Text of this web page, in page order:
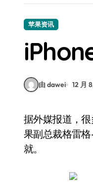
极
华
苹果资讯
由 dawei 12 月
据外媒报道，很多人抱怨称，苹果iPhone X的刘海设计丑陋无比，完全“毁了”显示屏，但是，苹
果副总裁格雷
就。